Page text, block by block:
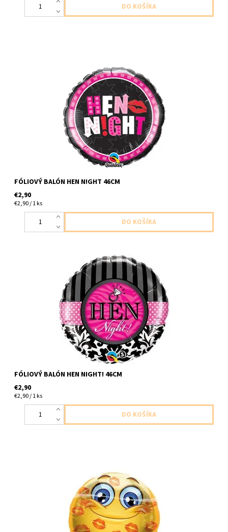
foliovy balom dievčenska/slepačia noc 1ks v balení velkost 46cm
dodavame nenafukany
FÓLIOVÝ BALÓN HEN N!GHT 46CM
€2,90
€2,90 / 1 ks
foliovy balon dievčenska/slepačia noc 1ks v baleni velkost 46cm
dpdavame nenafukany
FÓLIOVÝ BALÓN HEN NIGHT! 46CM
€2,90
€2,90 / 1 ks
Fóliový balón smajlík pusa 45cm balón dodávame nenafúkaný